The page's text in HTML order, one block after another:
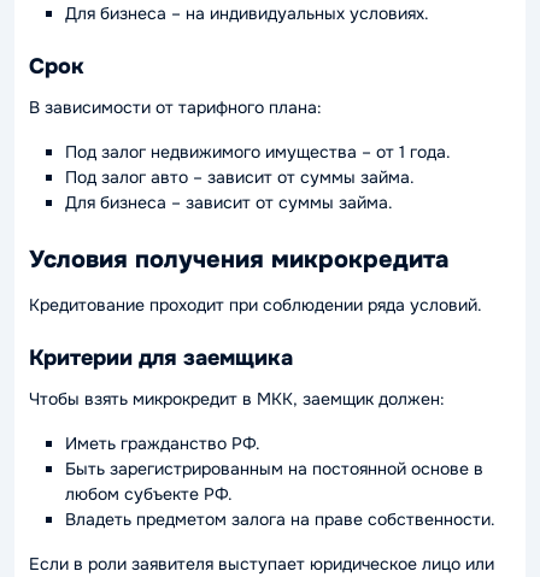
Для бизнеса – на индивидуальных условиях.
Срок
В зависимости от тарифного плана:
Под залог недвижимого имущества – от 1 года.
Под залог авто – зависит от суммы займа.
Для бизнеса – зависит от суммы займа.
Условия получения микрокредита
Кредитование проходит при соблюдении ряда условий.
Критерии для заемщика
Чтобы взять микрокредит в МКК, заемщик должен:
Иметь гражданство РФ.
Быть зарегистрированным на постоянной основе в
любом субъекте РФ.
Владеть предметом залога на праве собственности.
Если в роли заявителя выступает юридическое лицо или